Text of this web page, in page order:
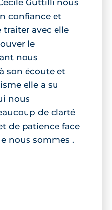
Guttilli nous
confiance et
traiter avec elle
le
nous
son écoute et
elle a su
nous
de clarté
de patience face
nous sommes .